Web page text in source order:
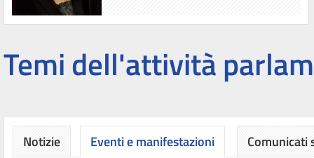
Temi dell'attività
Notizie Eventi e manifestazioni Comunicati